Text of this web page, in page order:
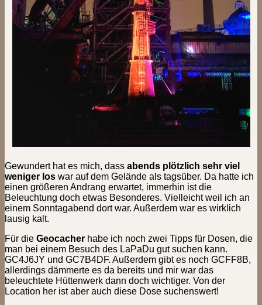
Gewundert hat es mich, dass abends plötzlich sehr viel
weniger los war auf dem Gelände als tagsüber. Da hatte ich
einen größeren Andrang erwartet, immerhin ist die
Beleuchtung doch etwas Besonderes. Vielleicht weil ich an
einem Sonntagabend dort war. Außerdem war es wirklich
lausig kalt.
Für die Geocacher habe ich noch zwei Tipps für Dosen, die
man bei einem Besuch des LaPaDu gut suchen kann.
GC4J6JY und GC7B4DF. Außerdem gibt es noch GCFF8B,
allerdings dämmerte es da bereits und mir war das
beleuchtete Hüttenwerk dann doch wichtiger. Von der
Location her ist aber auch diese Dose suchenswert!